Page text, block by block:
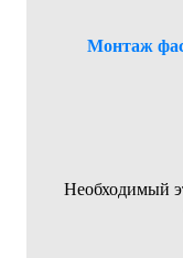
Монтаж
Необходимый